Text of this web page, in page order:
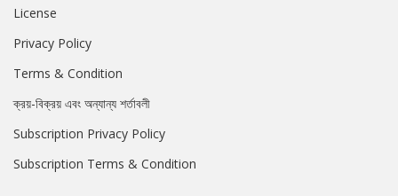
License
Privacy Policy
Terms & Condition
ক্রয়-বিক্রয় এবং অন্যান্য শর্তাবলী
Subscription Privacy Policy
Subscription Terms & Condition